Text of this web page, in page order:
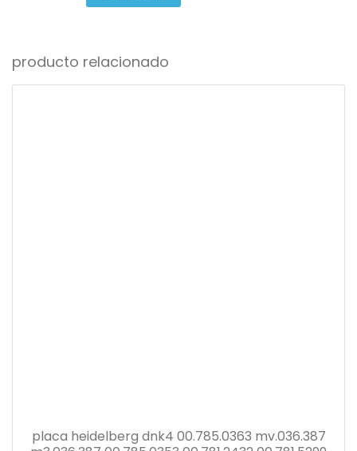
producto relacionado
placa heidelberg dnk4 00.785.0363 mv.036.387